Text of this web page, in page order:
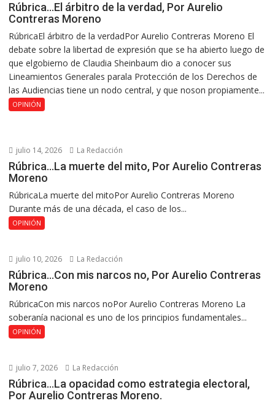
Rúbrica…El árbitro de la verdad, Por Aurelio
Contreras Moreno
RúbricaEl árbitro de la verdadPor Aurelio Contreras Moreno El
debate sobre la libertad de expresión que se ha abierto luego de
que elgobierno de Claudia Sheinbaum dio a conocer sus
Lineamientos Generales parala Protección de los Derechos de
las Audiencias tiene un nodo central, y que noson propiamente...
OPINIÓN
julio 14, 2026 La Redacción
Rúbrica…La muerte del mito, Por Aurelio Contreras
Moreno
RúbricaLa muerte del mitoPor Aurelio Contreras Moreno
Durante más de una década, el caso de los...
OPINIÓN
julio 10, 2026 La Redacción
Rúbrica…Con mis narcos no, Por Aurelio Contreras
Moreno
RúbricaCon mis narcos noPor Aurelio Contreras Moreno La
soberanía nacional es uno de los principios fundamentales...
OPINIÓN
julio 7, 2026 La Redacción
Rúbrica…La opacidad como estrategia electoral,
Por Aurelio Contreras Moreno.